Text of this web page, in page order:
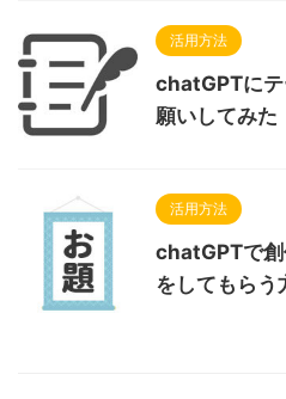
活用方法
chatGPTにテ
願いしてみた
活用方法
chatGPTで創
をしてもらう